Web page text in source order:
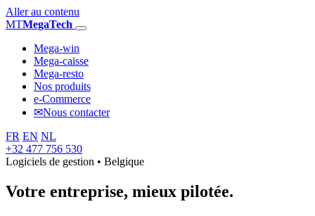
Aller au contenu
MTMegaTech
Mega-win
Mega-caisse
Mega-resto
Nos produits
e-Commerce
✉Nous contacter
FR EN NL
+32 477 756 530
Logiciels de gestion • Belgique
Votre entreprise, mieux pilotée.